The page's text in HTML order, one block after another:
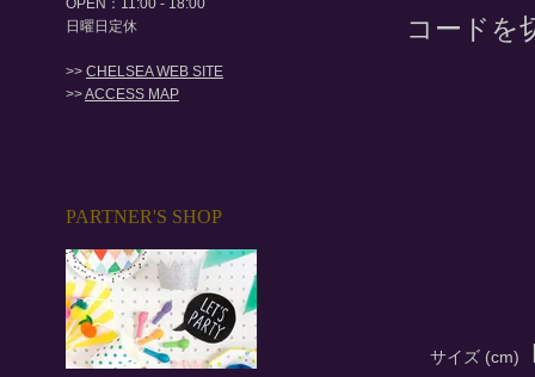
コードを
サイズ (cm)
OPEN：11:00 - 18:00
日曜日定休
>> CHELSEA WEB SITE
>>ACCESS MAP
PARTNER'S SHOP